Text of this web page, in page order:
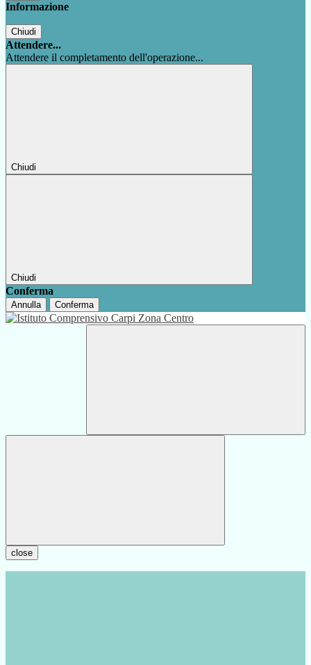
Informazione
Chiudi
Attendere...
Attendere il completamento dell'operazione...
Chiudi
Chiudi
Conferma
Annulla Conferma
close